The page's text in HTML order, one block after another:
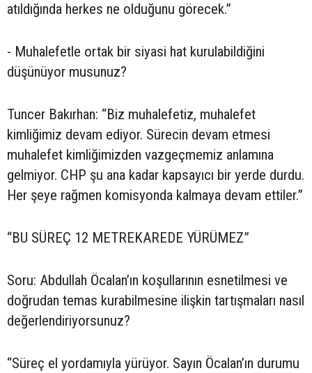
atıldığında herkes ne olduğunu görecek.”
- Muhalefetle ortak bir siyasi hat kurulabildiğini
düşünüyor musunuz?
Tuncer Bakırhan: “Biz muhalefetiz, muhalefet
kimliğimiz devam ediyor. Sürecin devam etmesi
muhalefet kimliğimizden vazgeçmemiz anlamına
gelmiyor. CHP şu ana kadar kapsayıcı bir yerde durdu.
Her şeye rağmen komisyonda kalmaya devam ettiler.”
“BU SÜREÇ 12 METREKAREDE YÜRÜMEZ”
Soru: Abdullah Öcalan’ın koşullarının esnetilmesi ve
doğrudan temas kurabilmesine ilişkin tartışmaları nasıl
değerlendiriyorsunuz?
“Süreç el yordamıyla yürüyor. Sayın Öcalan’ın durumu